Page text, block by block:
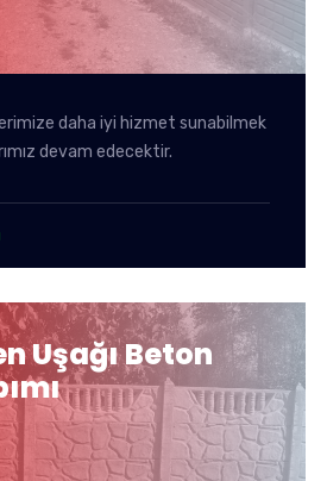
daha iyi hizmet sunabilmek
devam edecektir.
Uşağı Beton